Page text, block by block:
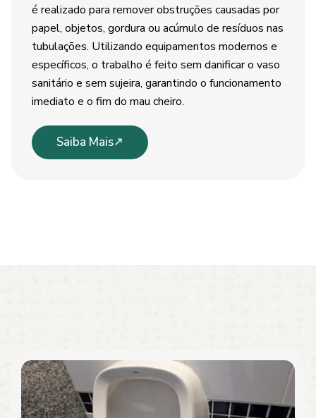
é realizado para remover obstruções causadas por
papel, objetos, gordura ou acúmulo de resíduos nas
tubulações. Utilizando equipamentos modernos e
específicos, o trabalho é feito sem danificar o vaso
sanitário e sem sujeira, garantindo o funcionamento
imediato e o fim do mau cheiro.
Saiba Mais